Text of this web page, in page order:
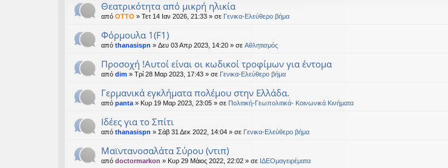
Θεατρικότητα από μικρή ηλικία
από OTTO » Τετ 14 Ιαν 2026, 21:33 » σε Γενικα-Ελεύθερο βήμα
Φόρμουλα 1(F1)
από thanasispn » Δευ 03 Απρ 2023, 14:20 » σε Αθλητισμός
Προσοχή !Αυτοί είναι οι κωδικοί τροφίμων για έντομα
από dim » Τρί 28 Μαρ 2023, 17:43 » σε Γενικα-Ελεύθερο βήμα
Γερμανικά εγκλήματα πολέμου στην Ελλάδα.
από panta» Κυρ 19 Μαρ 2023, 23:05 » σε Πολιτική-Γεωπολιτικά- Κοινωνικά Κινήματα
Ιδέες για το Σπίτι
από thanasispn » Σάβ 31 Δεκ 2022, 14:04 » σε Γενικα-Ελεύθερο βήμα
Μαϊντανοσαλάτα Σύρου (ντιπ)
από doctormarkon » Κυρ 29 Μάιος 2022, 22:02 » σε ΙΔΕΟμαγειρέματα